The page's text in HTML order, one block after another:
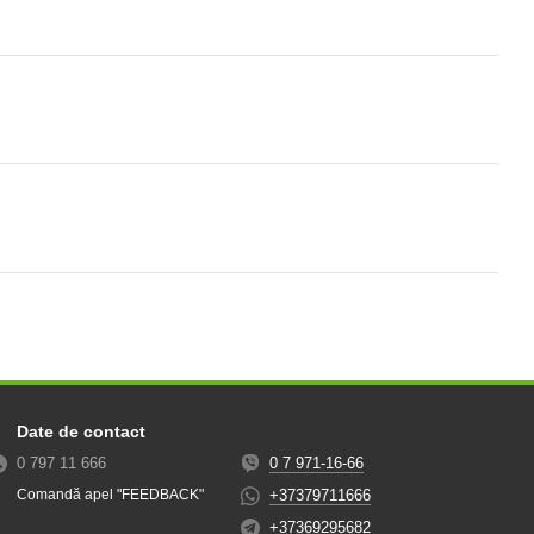
Date de contact
0 797 11 666
Comandă apel "FEEDBACK"
0 7 971-16-66
+37379711666
+37369295682